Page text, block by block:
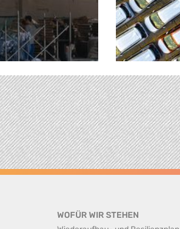
WOFÜR WIR STEHEN